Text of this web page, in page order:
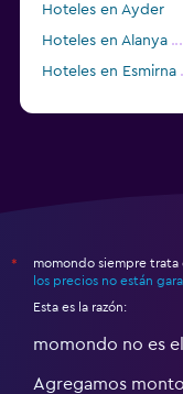
Hoteles en Ayder
Hoteles en Alanya
Hoteles en Esmirna
*
momondo siempre
los precios no están
Esta es la razón:
momondo no es
Agregamos